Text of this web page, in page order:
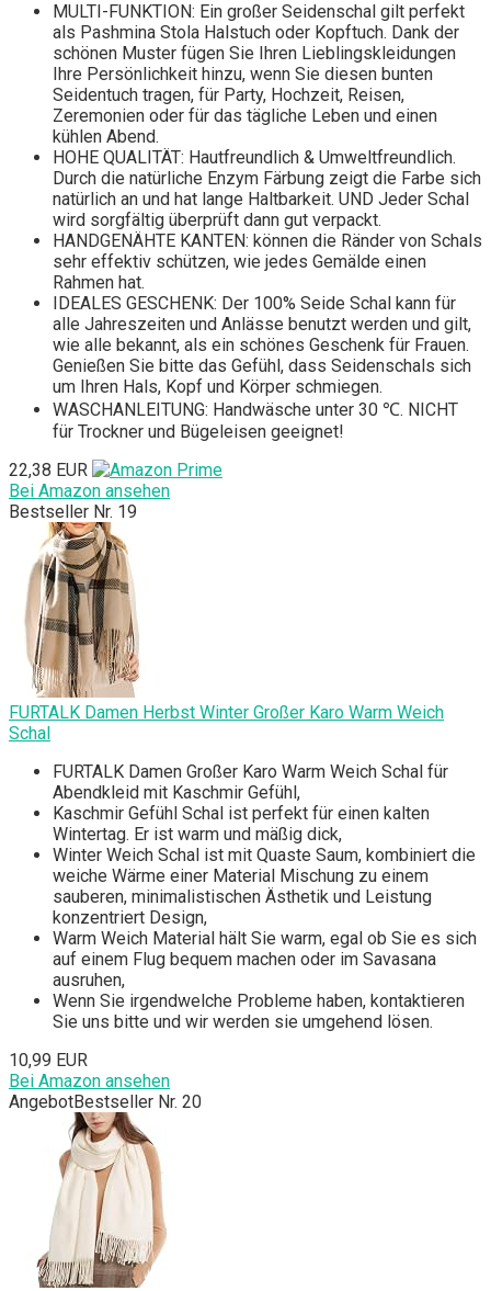
MULTI-FUNKTION: Ein großer Seidenschal gilt perfekt
als Pashmina Stola Halstuch oder Kopftuch. Dank der
schönen Muster fügen Sie Ihren Lieblingskleidungen
Ihre Persönlichkeit hinzu, wenn Sie diesen bunten
Seidentuch tragen, für Party, Hochzeit, Reisen,
Zeremonien oder für das tägliche Leben und einen
kühlen Abend.
HOHE QUALITÄT: Hautfreundlich & Umweltfreundlich.
Durch die natürliche Enzym Färbung zeigt die Farbe sich
natürlich an und hat lange Haltbarkeit. UND Jeder Schal
wird sorgfältig überprüft dann gut verpackt.
HANDGENÄHTE KANTEN: können die Ränder von Schals
sehr effektiv schützen, wie jedes Gemälde einen
Rahmen hat.
IDEALES GESCHENK: Der 100% Seide Schal kann für
alle Jahreszeiten und Anlässe benutzt werden und gilt,
wie alle bekannt, als ein schönes Geschenk für Frauen.
Genießen Sie bitte das Gefühl, dass Seidenschals sich
um Ihren Hals, Kopf und Körper schmiegen.
WASCHANLEITUNG: Handwäsche unter 30 ℃. NICHT
für Trockner und Bügeleisen geeignet!
22,38 EUR
Bei Amazon ansehen
Bestseller Nr. 19
FURTALK Damen Herbst Winter Großer Karo Warm Weich
Schal
FURTALK Damen Großer Karo Warm Weich Schal für
Abendkleid mit Kaschmir Gefühl,
Kaschmir Gefühl Schal ist perfekt für einen kalten
Wintertag. Er ist warm und mäßig dick,
Winter Weich Schal ist mit Quaste Saum, kombiniert die
weiche Wärme einer Material Mischung zu einem
sauberen, minimalistischen Ästhetik und Leistung
konzentriert Design,
Warm Weich Material hält Sie warm, egal ob Sie es sich
auf einem Flug bequem machen oder im Savasana
ausruhen,
Wenn Sie irgendwelche Probleme haben, kontaktieren
Sie uns bitte und wir werden sie umgehend lösen.
10,99 EUR
Bei Amazon ansehen
AngebotBestseller Nr. 20